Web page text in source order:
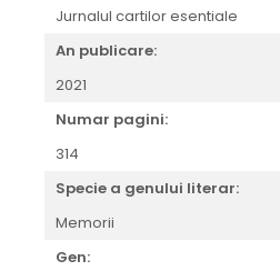
Jurnalul cartilor esentiale
An publicare:
2021
Numar pagini:
314
Specie a genului literar:
Memorii
Gen: